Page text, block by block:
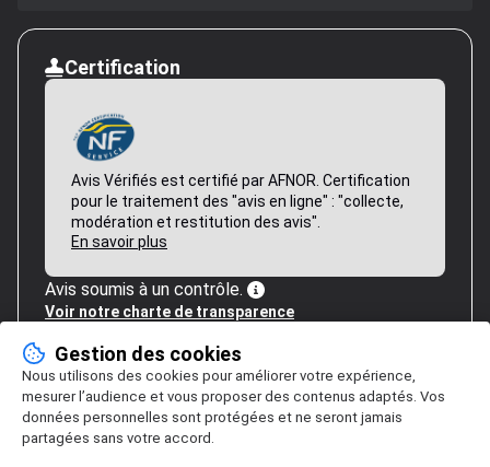
Certification
Avis Vérifiés est certifié par AFNOR. Certification
pour le traitement des "avis en ligne" : "collecte,
modération et restitution des avis".
En savoir plus
Avis soumis à un contrôle.
Voir notre charte de transparence
Gestion des cookies
Nous utilisons des cookies pour améliorer votre expérience,
mesurer l’audience et vous proposer des contenus adaptés. Vos
données personnelles sont protégées et ne seront jamais
partagées sans votre accord.